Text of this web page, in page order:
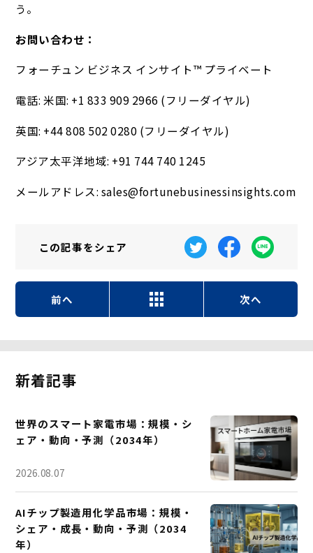
う。
お問い合わせ：
フォーチュン ビジネス インサイト™ プライベート
電話: 米国: +1 833 909 2966 (フリーダイヤル)
英国: +44 808 502 0280 (フリーダイヤル)
アジア太平洋地域: +91 744 740 1245
メールアドレス: sales@fortunebusinessinsights.com
この記事をシェア
前へ 次へ
新着記事
世界のスマート家電市場：規模・シ
ェア・動向・予測（2034年）
2026.08.07
AIチップ製造用化学品市場：規模・
シェア・成長・動向・予測（2034
年）